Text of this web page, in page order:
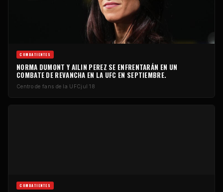
COMBATIENTES
NORMA DUMONT Y AILIN PEREZ SE ENFRENTARÁN EN UN
COMBATE DE REVANCHA EN LA UFC EN SEPTIEMBRE.
Centro de fans de la UFCjul 18
COMBATIENTES